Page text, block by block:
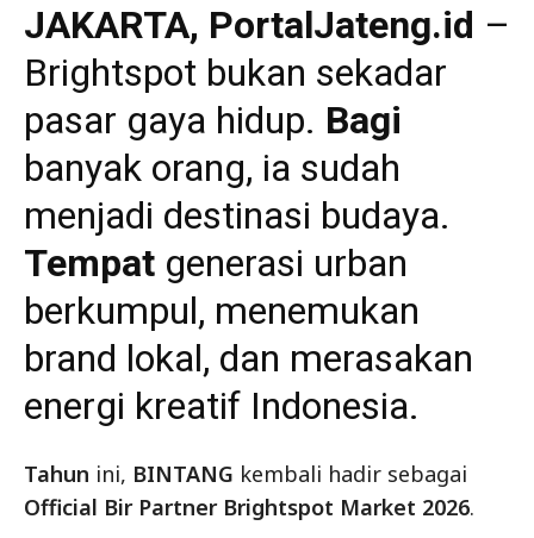
JAKARTA, PortalJateng.id –
Brightspot bukan sekadar
pasar gaya hidup. Bagi
banyak orang, ia sudah
menjadi destinasi budaya.
Tempat generasi urban
berkumpul, menemukan
brand lokal, dan merasakan
energi kreatif Indonesia.
Tahun ini, BINTANG kembali hadir sebagai
Official Bir Partner Brightspot Market 2026.